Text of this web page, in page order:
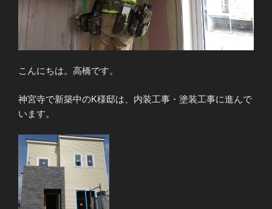
こんにちは。高橋です。
神宮寺で新築中のK様邸は、内装工事・塗装工事に進んで
います。